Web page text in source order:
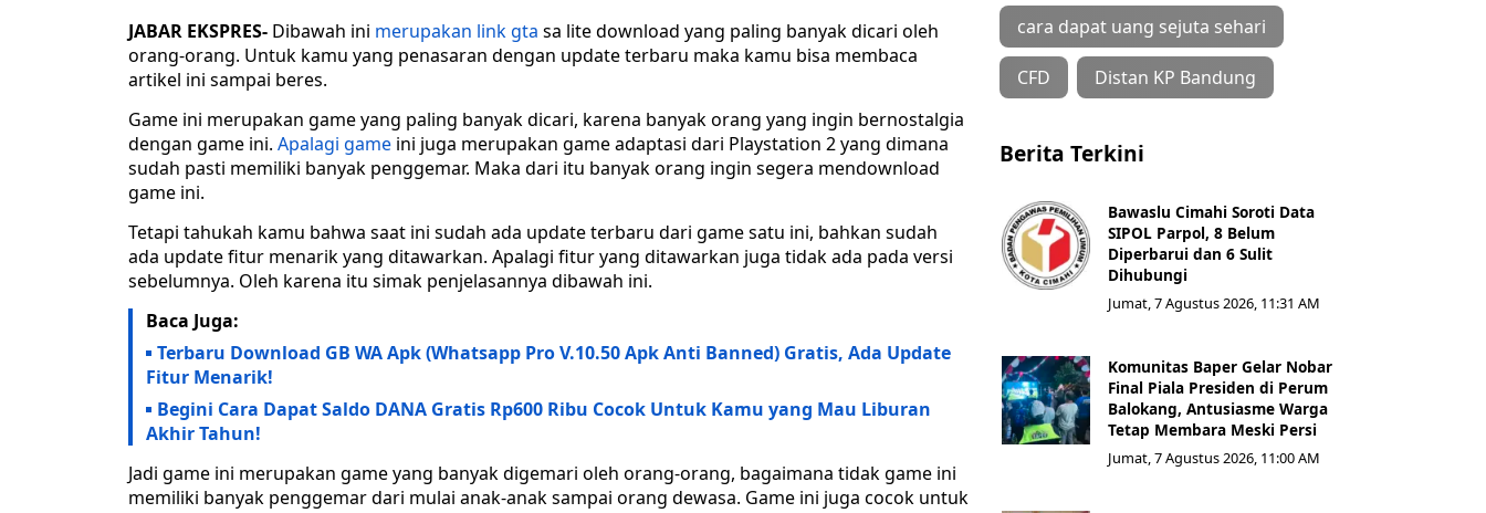
JABAR EKSPRES- Dibawah ini merupakan link gta sa lite download yang paling banyak dicari oleh
orang-orang. Untuk kamu yang penasaran dengan update terbaru maka kamu bisa membaca
artikel ini sampai beres.
Game ini merupakan game yang paling banyak dicari, karena banyak orang yang ingin bernostalgia
dengan game ini. Apalagi game ini juga merupakan game adaptasi dari Playstation 2 yang dimana
sudah pasti memiliki banyak penggemar. Maka dari itu banyak orang ingin segera mendownload
game ini.
Tetapi tahukah kamu bahwa saat ini sudah ada update terbaru dari game satu ini, bahkan sudah
ada update fitur menarik yang ditawarkan. Apalagi fitur yang ditawarkan juga tidak ada pada versi
sebelumnya. Oleh karena itu simak penjelasannya dibawah ini.
Baca Juga:
Terbaru Download GB WA Apk (Whatsapp Pro V.10.50 Apk Anti Banned) Gratis, Ada Update
Fitur Menarik!
Begini Cara Dapat Saldo DANA Gratis Rp600 Ribu Cocok Untuk Kamu yang Mau Liburan
Akhir Tahun!
Jadi game ini merupakan game yang banyak digemari oleh orang-orang, bagaimana tidak game ini
memiliki banyak penggemar dari mulai anak-anak sampai orang dewasa. Game ini juga cocok untuk
cara dapat uang sejuta sehari
CFD Distan KP Bandung
Berita Terkini
Bawaslu Cimahi Soroti Data
SIPOL Parpol, 8 Belum
Diperbarui dan 6 Sulit
Dihubungi
Jumat, 7 Agustus 2026, 11:31 AM
Komunitas Baper Gelar Nobar
Final Piala Presiden di Perum
Balokang, Antusiasme Warga
Tetap Membara Meski Persi
Jumat, 7 Agustus 2026, 11:00 AM